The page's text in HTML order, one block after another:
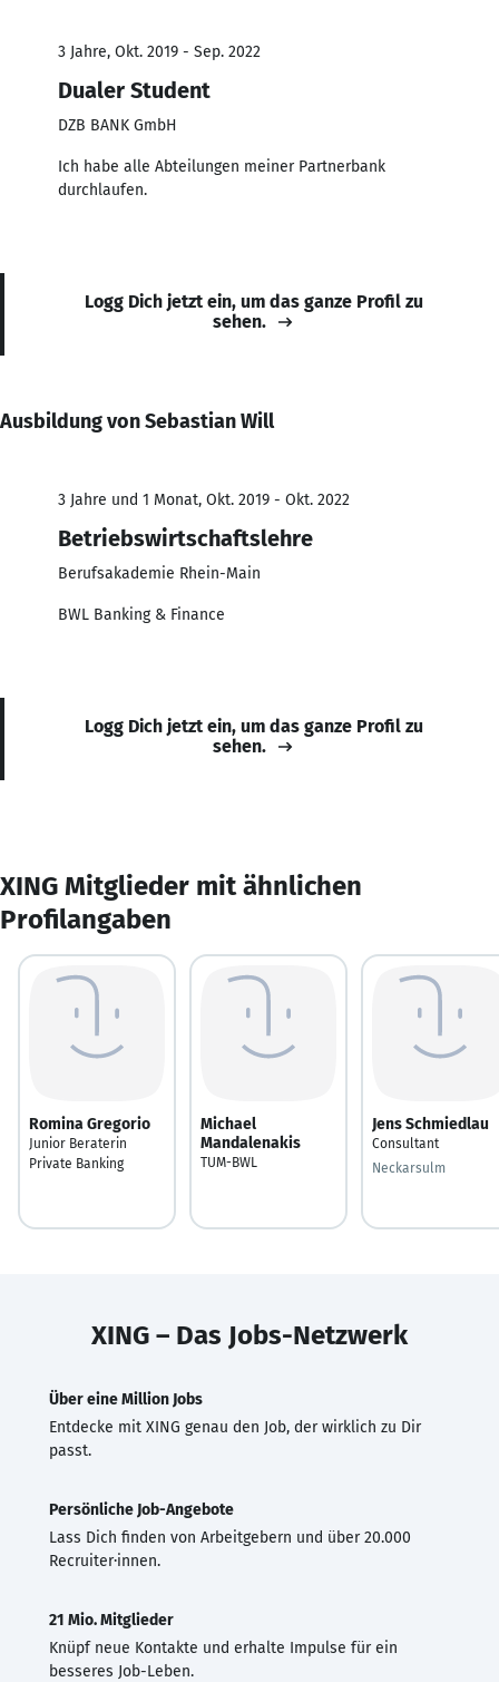
3 Jahre, Okt. 2019 - Sep. 2022
Dualer Student
DZB BANK GmbH
Ich habe alle Abteilungen meiner Partnerbank
durchlaufen.
Logg Dich jetzt ein, um das ganze Profil zu
sehen.
Ausbildung von Sebastian Will
3 Jahre und 1 Monat, Okt. 2019 - Okt. 2022
Betriebswirtschaftslehre
Berufsakademie Rhein-Main
BWL Banking & Finance
Logg Dich jetzt ein, um das ganze Profil zu
sehen.
XING Mitglieder mit ähnlichen
Profilangaben
Romina Gregorio
Junior Beraterin
Private Banking
Michael
Mandalenakis
TUM-BWL
Jens Schmiedlau
Consultant
Neckarsulm
XING – Das Jobs-Netzwerk
Über eine Million Jobs
Entdecke mit XING genau den Job, der wirklich zu Dir
passt.
Persönliche Job-Angebote
Lass Dich finden von Arbeitgebern und über 20.000
Recruiter·innen.
21 Mio. Mitglieder
Knüpf neue Kontakte und erhalte Impulse für ein
besseres Job-Leben.